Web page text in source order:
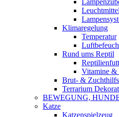
Leuchtmittel
Klimaregelung
Temperatur
Rund ums Reptil
Vitamine &
Brut- &
Terrarium
BEWEGUNG,
Katze
Katzenspielzeug